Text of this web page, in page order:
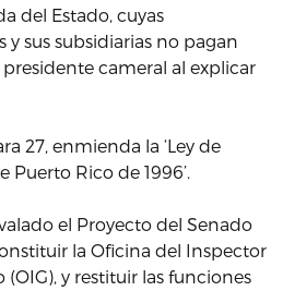
del Estado, cuyas
sus subsidiarias no pagan
cameral al explicar
27, enmienda la ‘Ley de
Rico de 1996’.
el Proyecto del Senado
la Oficina del Inspector
y restituir las funciones